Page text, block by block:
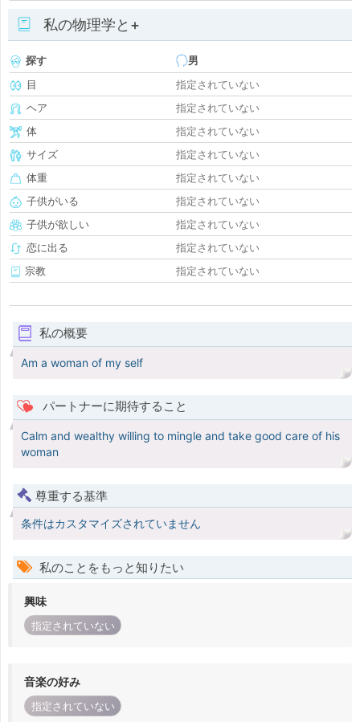
私の物理学と+
探す
男
目
指定されていない
ヘア
指定されていない
体
指定されていない
サイズ
指定されていない
体重
指定されていない
子供がいる
指定されていない
子供が欲しい
指定されていない
恋に出る
指定されていない
宗教
指定されていない
私の概要
Am a woman of my self
パートナーに期待すること
Calm and wealthy willing to mingle and take good care of his
woman
尊重する基準
条件はカスタマイズされていません
私のことをもっと知りたい
興味
指定されていない
音楽の好み
指定されていない